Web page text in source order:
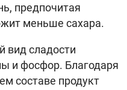
предпочитая
меньше сахара.
вид сладости
и фосфор. Благодаря
составе продукт